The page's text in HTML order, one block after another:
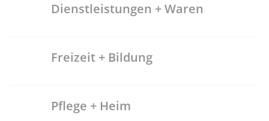
Dienstleistungen + Waren
Freizeit + Bildung
Pflege + Heim